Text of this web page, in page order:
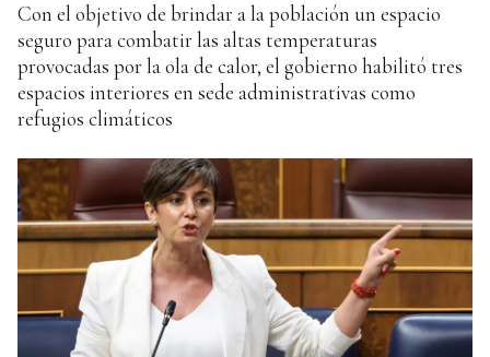
Con el objetivo de brindar a la población un espacio
seguro para combatir las altas temperaturas
provocadas por la ola de calor, el gobierno habilitó tres
espacios interiores en sede administrativas como
refugios climáticos